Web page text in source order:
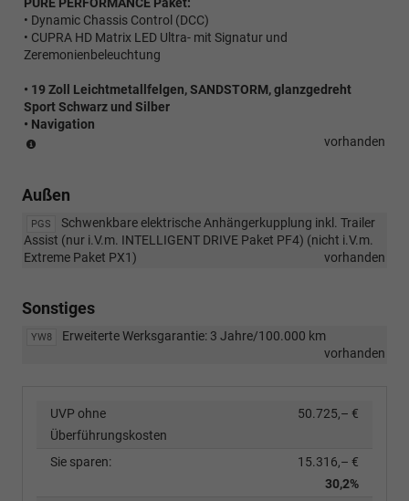
PURE PERFORMANCE Paket:
• Dynamic Chassis Control (DCC)
• CUPRA HD Matrix LED Ultra- mit Signatur und
Zeremonienbeleuchtung
• 19 Zoll Leichtmetallfelgen, SANDSTORM, glanzgedreht
Sport Schwarz und Silber
• Navigation
bestellbar)
vorhanden
Außen
PGS
Schwenkbare elektrische Anhängerkupplung inkl. Trailer
Assist (nur i.V.m. INTELLIGENT DRIVE Paket PF4) (nicht i.V.m.
Extreme Paket PX1)
vorhanden
Sonstiges
YW8
Erweiterte Werksgarantie: 3 Jahre/100.000 km
vorhanden
UVP ohne
Überführungskosten
50.725,– €
Sie sparen:
15.316,– €
30,2%